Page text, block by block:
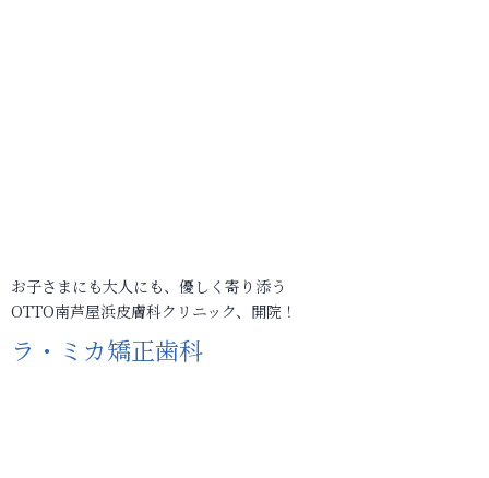
お子さまにも大人にも、優しく寄り添う
OTTO南芦屋浜皮膚科クリニック、開院！
ラ・ミカ矯正歯科